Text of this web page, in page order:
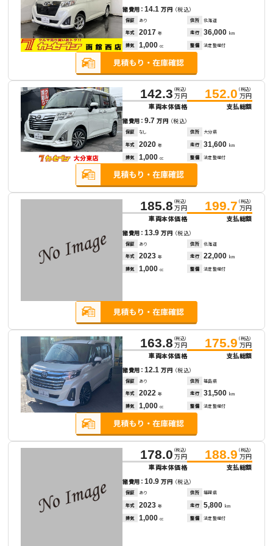
諸費用：14.1万円 （税込）
保証 あり 住所 北海道
年式 2017 年 走行 36,000 km
排気 1,000 cc 整備 法定整備付
142.3 （税込）
万円
車両本体価格
152.0 （税込）
万円
支払総額
諸費用：9.7万円 （税込）
保証 なし 住所 大分県
年式 2020 年 走行 31,600 km
排気 1,000 cc 整備 法定整備付
185.8 （税込）
万円
車両本体価格
199.7 （税込）
万円
支払総額
諸費用：13.9万円 （税込）
保証 あり 住所 北海道
年式 2023 年 走行 22,000 km
排気 1,000 cc 整備 法定整備付
163.8 （税込）
万円
車両本体価格
175.9 （税込）
万円
支払総額
諸費用：12.1万円 （税込）
保証 あり 住所 福島県
年式 2022 年 走行 31,500 km
排気 1,000 cc 整備 法定整備付
178.0 （税込）
万円
車両本体価格
188.9 （税込）
万円
支払総額
諸費用：10.9万円 （税込）
保証 あり 住所 福岡県
年式 2023 年 走行 5,800 km
排気 1,000 cc 整備 法定整備付